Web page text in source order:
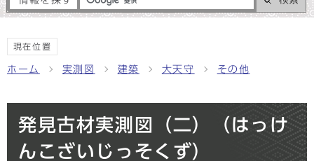
現在位置
ホーム 実測図 建築 大天守 その他
発見古材実測図（二）（はっけ
んこざいじっそくず）